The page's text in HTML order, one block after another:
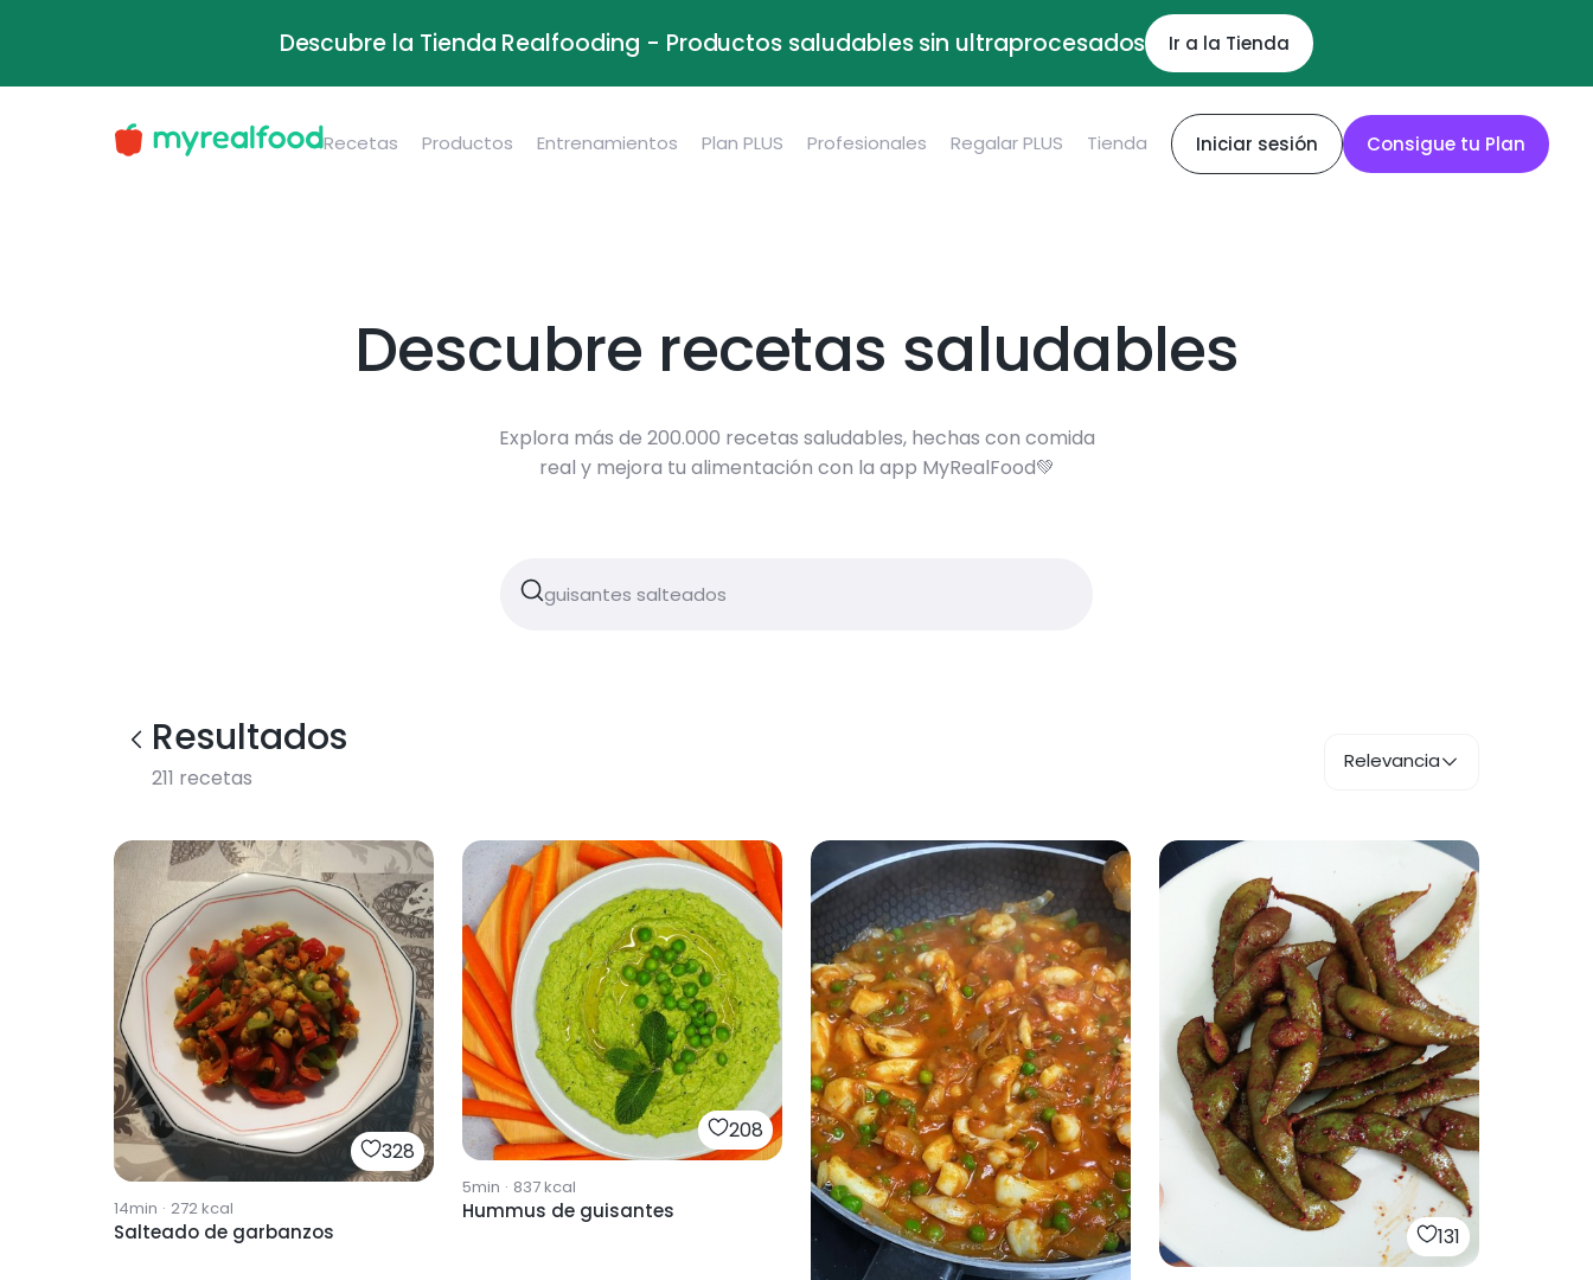
Descubre la Tienda Realfooding - Productos saludables sin ultraprocesados Ir a la Tienda
Recetas Productos Entrenamientos Plan PLUS Profesionales Regalar PLUS Tienda Iniciar sesión Consigue tu Plan
Descubre recetas saludables
Explora más de 200.000 recetas saludables, hechas con comida
real y mejora tu alimentación con la app MyRealFood💚
Resultados
211 recetas
Relevancia
328
14min · 272kcal
Salteado de garbanzos
208
5min · 837kcal
Hummus de guisantes
131